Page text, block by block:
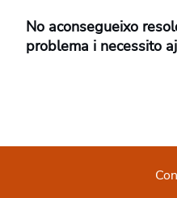
No aconsegueixo
problema i necessito